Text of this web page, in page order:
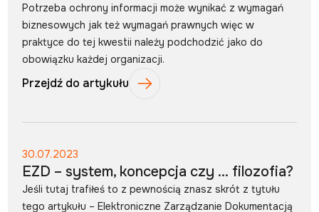
Potrzeba ochrony informacji może wynikać z wymagań
biznesowych jak też wymagań prawnych więc w
praktyce do tej kwestii należy podchodzić jako do
obowiązku każdej organizacji.
Przejdź do artykułu
30.07.2023
EZD – system, koncepcja czy … filozofia?
Jeśli tutaj trafiłeś to z pewnością znasz skrót z tytułu
tego artykułu – Elektroniczne Zarządzanie Dokumentacją